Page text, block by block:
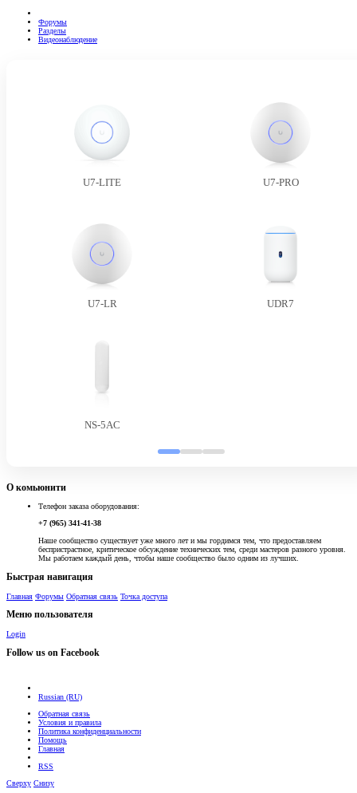
Форумы
Разделы
Видеонаблюдение
U7-LITE U7-PRO
U7-LR UDR7
NS-5AC
О комьюнити
Телефон заказа оборудования:
+7 (965) 341-41-38
Наше сообщество существует уже много лет и мы гордимся тем, что предоставляем
беспристрастное, критическое обсуждение технических тем, среди мастеров разного уровня.
Мы работаем каждый день, чтобы наше сообщество было одним из лучших.
Быстрая навигация
Главная Форумы Обратная связь Точка доступа
Меню пользователя
Login
Follow us on Facebook
Russian (RU)
Обратная связь
Условия и правила
Политика конфиденциальности
Помощь
Главная
RSS
Сверху Снизу